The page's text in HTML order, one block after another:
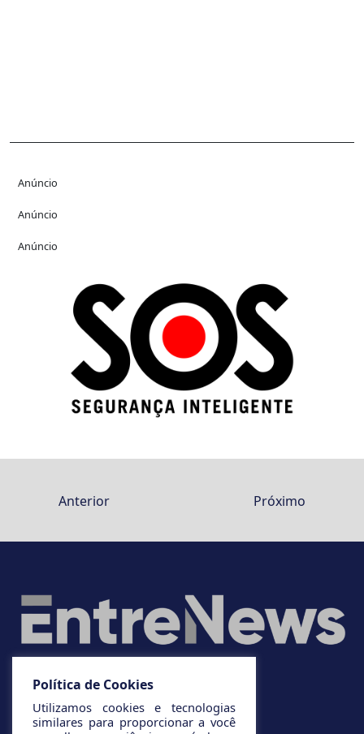
Anúncio
Anúncio
Anúncio
Anterior Próximo
Política de Cookies
Utilizamos cookies e tecnologias
similares para proporcionar a você